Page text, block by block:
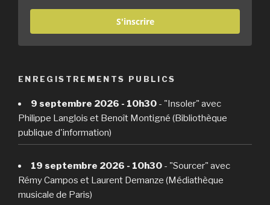
S'inscrire
ENREGISTREMENTS PUBLICS
9 septembre 2026 - 10h30 - "Insoler" avec
Philippe Langlois et Benoît Montigné (Bibliothèque
publique d'information)
19 septembre 2026 - 10h30 - "Sourcer" avec
Rémy Campos et Laurent Demanze (Médiathèque
musicale de Paris)